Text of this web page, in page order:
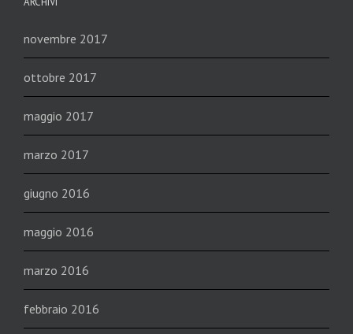
novembre 2017
ottobre 2017
maggio 2017
marzo 2017
giugno 2016
maggio 2016
marzo 2016
febbraio 2016